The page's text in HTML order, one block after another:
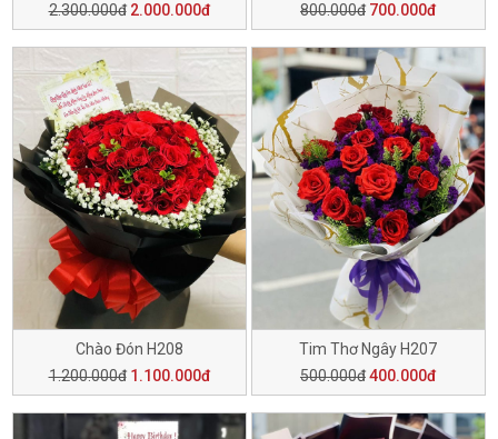
2.300.000đ 2.000.000đ
800.000đ 700.000đ
Chào Đón H208
1.200.000đ 1.100.000đ
Tim Thơ Ngây H207
500.000đ400.000đ